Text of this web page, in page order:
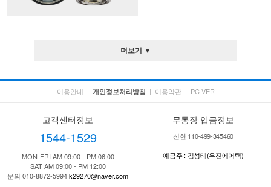
더보기 ▼
이용안내 | 개인정보처리방침 | 이용약관 | PC VER
고객센터정보
1544-1529
MON-FRI AM 09:00 - PM 06:00
SAT AM 09:00 - PM 12:00
문의 010-8872-5994k29270@naver.com
무통장 입금정보
신한 110-499-345460
예금주 : 김성태(우진에어택)